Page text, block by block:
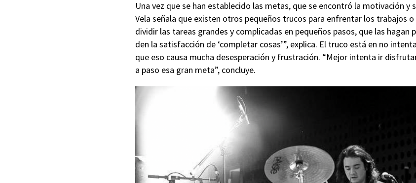
Una vez que se han establecido las metas, que se encontró la motivación y
Vela señala que existen otros pequeños trucos para enfrentar los trabajos
dividir las tareas grandes y complicadas en pequeños pasos, que las hagan
den la satisfacción de ‘completar cosas’”, explica. El truco está en no
que eso causa mucha desesperación y frustración. “Mejor intenta ir
a paso esa gran meta”, concluye.